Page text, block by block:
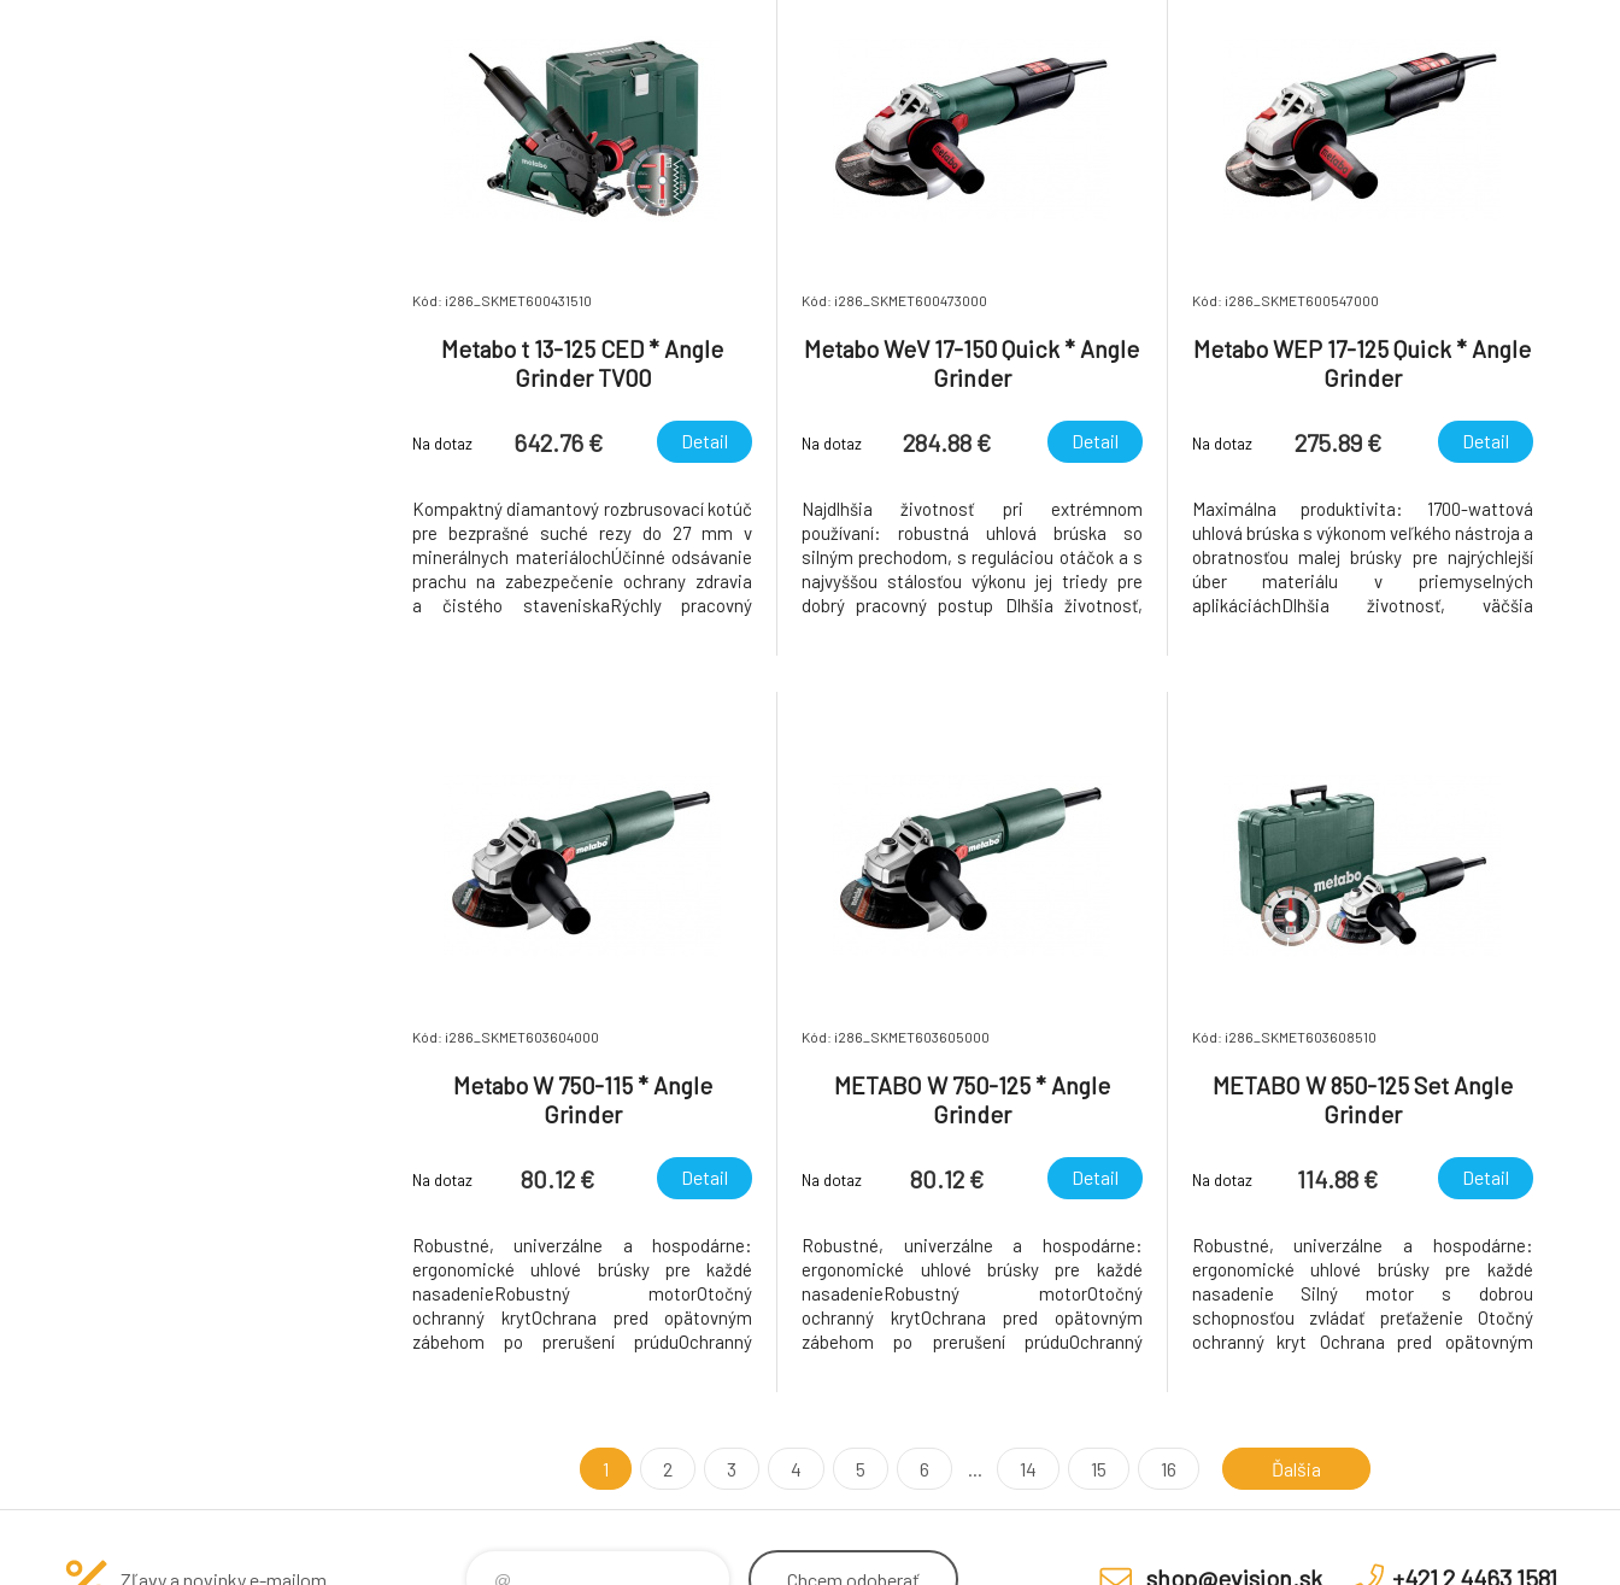
Kód: i286_SKMET600431510
Metabo t 13-125 CED * Angle
Grinder TV00
Na dotaz 642.76 € Detail
Kompaktný diamantový rozbrusovací kotúč
pre bezprašné suché rezy do 27 mm v
minerálnych materiálochÚčinné odsávanie
prachu na zabezpečenie ochrany zdravia
a čistého staveniskaRýchly pracovný
Kód: i286_SKMET600473000
Metabo WeV 17-150 Quick * Angle
Grinder
Na dotaz 284.88 € Detail
Najdlhšia životnosť pri extrémnom
používaní: robustná uhlová brúska so
silným prechodom, s reguláciou otáčok a s
najvyššou stálosťou výkonu jej triedy pre
dobrý pracovný postup Dlhšia životnosť,
Kód: i286_SKMET600547000
Metabo WEP 17-125 Quick * Angle
Grinder
Na dotaz 275.89 € Detail
Maximálna produktivita: 1700-wattová
uhlová brúska s výkonom veľkého nástroja a
obratnosťou malej brúsky pre najrýchlejší
úber materiálu v priemyselných
aplikáciáchDlhšia životnosť, väčšia
Kód: i286_SKMET603604000
Metabo W 750-115 * Angle
Grinder
Na dotaz 80.12 € Detail
Robustné, univerzálne a hospodárne:
ergonomické uhlové brúsky pre každé
nasadenieRobustný motorOtočný
ochranný krytOchrana pred opätovným
zábehom po prerušení prúduOchranný
Kód: i286_SKMET603605000
METABO W 750-125 * Angle
Grinder
Na dotaz 80.12 € Detail
Robustné, univerzálne a hospodárne:
ergonomické uhlové brúsky pre každé
nasadenieRobustný motorOtočný
ochranný krytOchrana pred opätovným
zábehom po prerušení prúduOchranný
Kód: i286_SKMET603608510
METABO W 850-125 Set Angle
Grinder
Na dotaz 114.88 € Detail
Robustné, univerzálne a hospodárne:
ergonomické uhlové brúsky pre každé
nasadenie Silný motor s dobrou
schopnosťou zvládať preťaženie Otočný
ochranný kryt Ochrana pred opätovným
Krútiaci
1 2 3 4 5 6 ... 14 15 16 Ďalšia
Zľavy a novinky e-mailom Chcem odoberať shop@evision.sk +421 2 4463 1581